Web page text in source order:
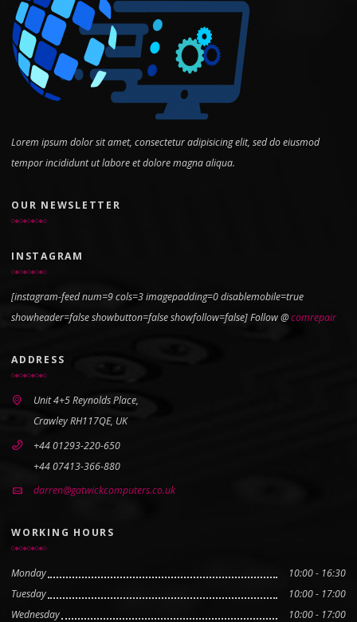
Lorem ipsum dolor sit amet, consectetur adipisicing elit, sed do eiusmod
tempor incididunt ut labore et dolore magna aliqua.
OUR NEWSLETTER
INSTAGRAM
[instagram-feed num=9 cols=3 imagepadding=0 disablemobile=true
showheader=false showbutton=false showfollow=false] Follow @comrepair
ADDRESS
Unit 4+5 Reynolds Place,
Crawley RH117QE, UK
+44 01293-220-650
+44 07413-366-880
darren@gatwickcomputers.co.uk
WORKING HOURS
Monday
10:00 - 16:30
Tuesday
10:00 - 17:00
Wednesday
10:00 - 17:00